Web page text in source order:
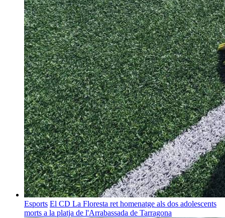
Esports El CD La Floresta ret homenatge als dos adolescents
morts a la platja de l'Arrabassada de Tarragona